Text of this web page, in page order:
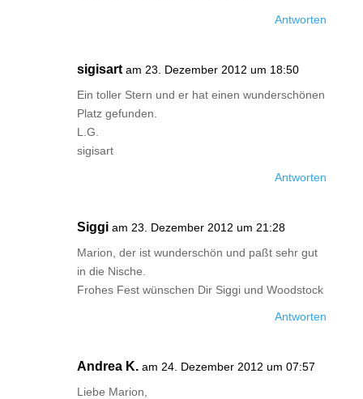
Antworten
sigisart am 23. Dezember 2012 um 18:50
Ein toller Stern und er hat einen wunderschönen
Platz gefunden.
L.G.
sigisart
Antworten
Siggi am 23. Dezember 2012 um 21:28
Marion, der ist wunderschön und paßt sehr gut
in die Nische.
Frohes Fest wünschen Dir Siggi und Woodstock
Antworten
Andrea K. am 24. Dezember 2012 um 07:57
Liebe Marion,